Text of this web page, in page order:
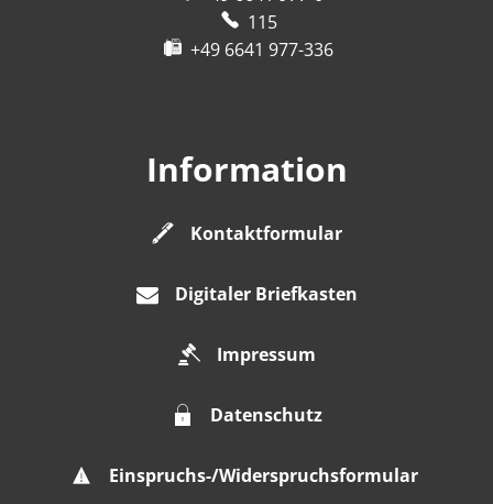
115
+49 6641 977-336
Information
Kontaktformular
Digitaler Briefkasten
Impressum
Datenschutz
Einspruchs-/Widerspruchsformular